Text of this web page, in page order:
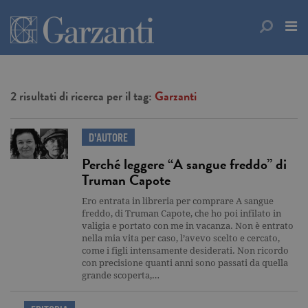
2 risultati di ricerca per il tag:Garzanti
D'AUTORE
Perché leggere “A sangue freddo” di
Truman Capote
Ero entrata in libreria per comprare A sangue
freddo, di Truman Capote, che ho poi infilato in
valigia e portato con me in vacanza. Non è entrato
nella mia vita per caso, l’avevo scelto e cercato,
come i figli intensamente desiderati. Non ricordo
con precisione quanti anni sono passati da quella
grande scoperta,…